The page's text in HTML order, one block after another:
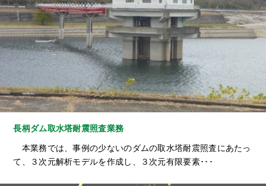
長柄ダム取水塔耐震照査業務
本業務では、事例の少ないのダムの取水塔耐震照査にあたっ
て、３次元解析モデルを作成し、３次元有限要素･･･